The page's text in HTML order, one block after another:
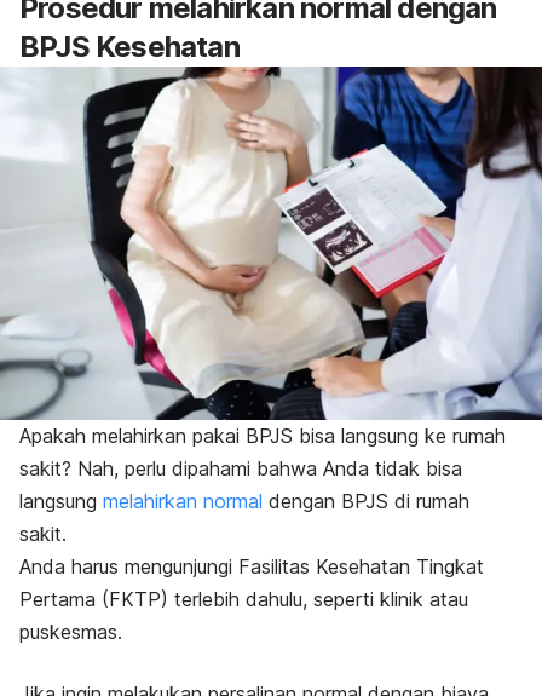
Prosedur melahirkan normal dengan
BPJS Kesehatan
Apakah melahirkan pakai BPJS bisa langsung ke rumah
sakit? Nah, perlu dipahami bahwa Anda tidak bisa
langsung melahirkan normal dengan BPJS di rumah
sakit.
Anda harus mengunjungi Fasilitas Kesehatan Tingkat
Pertama (FKTP) terlebih dahulu, seperti klinik atau
puskesmas.